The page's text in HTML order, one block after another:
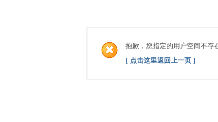
抱歉，您指定的用户空间不存
[ 点击这里返回上一页 ]